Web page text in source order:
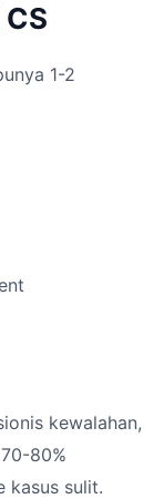
1-2
kewalahan,
80%
kasus sulit.